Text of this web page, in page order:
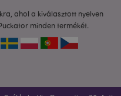
ahol a kiválasztott nyelven
minden termékét.
www.puckator.hu